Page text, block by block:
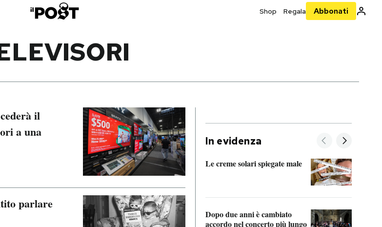
Shop Regala Abbonati
il
a una
parlare
In evidenza
Le creme solari spiegate male
Dopo due anni è cambiato
accordo nel concerto più lungo